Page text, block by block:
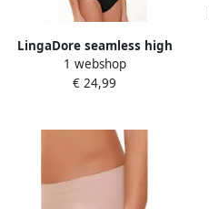
LingaDore seamless high
waist corrigerende slip
zwart
1 webshop
€ 24,99